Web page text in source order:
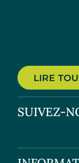
LIRE
SUIVEZ-